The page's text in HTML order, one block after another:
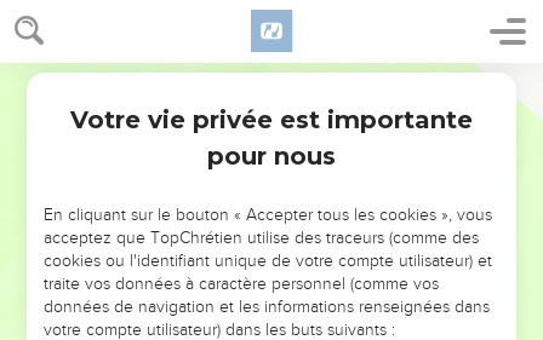
NE MANQUEZ PAS L’ÉVÉNEMENT
DE L’ANNÉE !
ET SI LEURS ERREURS POUVAIENT VOUS ÉVITER LES
VOTRES ?
Votre vie privée est importante
pour nous
En cliquant sur le bouton « Accepter tous les cookies », vous
acceptez que TopChrétien utilise des traceurs (comme des
cookies ou l'identifiant unique de votre compte utilisateur) et
traite vos données à caractère personnel (comme vos
données de navigation et les informations renseignées dans
votre compte utilisateur) dans les buts suivants :